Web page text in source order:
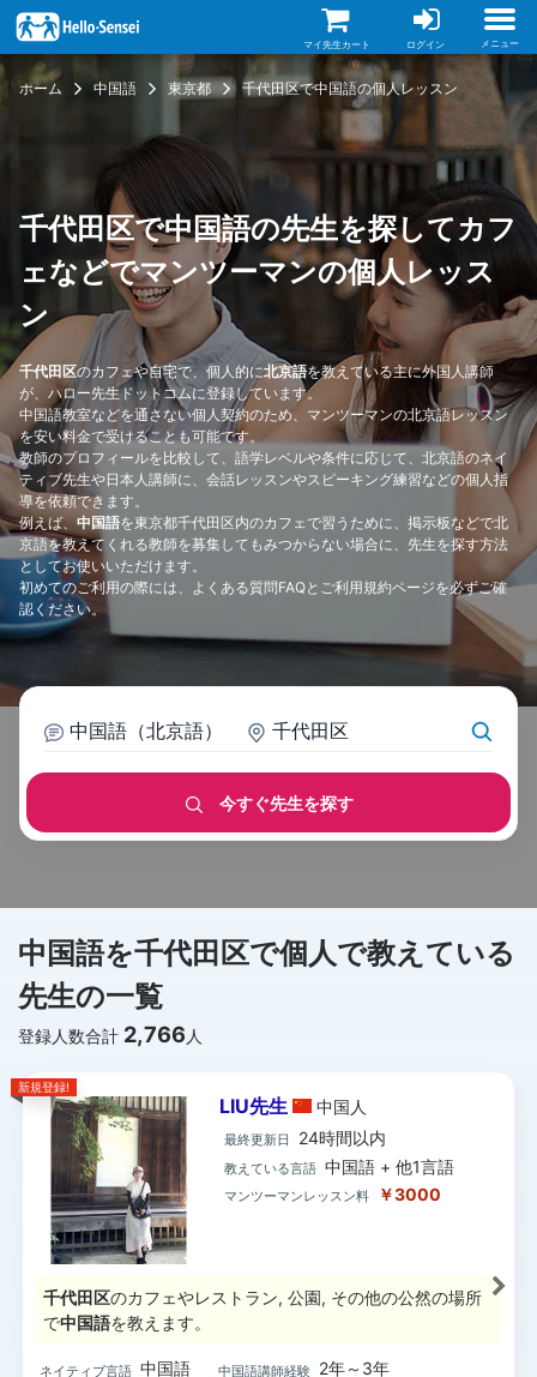
イ
ン
コ
ン
マイ先生カート ログイン メニュー
ホーム 中国語 東京都 千代田区で中国語の個人レッスン
千代田区で中国語の先生を探してカフ
ェなどでマンツーマンの個人レッス
ン
千代田区のカフェや自宅で、個人的に北京語を教えている主に外国人講師
が、ハロー先生ドットコムに登録しています。
中国語教室などを通さない個人契約のため、マンツーマンの北京語レッスン
を安い料金で受けることも可能です。
教師のプロフィールを比較して、語学レベルや条件に応じて、北京語のネイ
ティブ先生や日本人講師に、会話レッスンやスピーキング練習などの個人指
導を依頼できます。
例えば、 中国語を東京都千代田区内のカフェで習うために、掲示板などで北
京語を教えてくれる教師を募集してもみつからない場合に、先生を探す方法
としてお使いいただけます。
初めてのご利用の際には、 よくある質問FAQと ご利用規約ページを必ずご確
認ください。
中国語（北京語） 千代田区
今すぐ先生を探す
中国語を千代田区で個人で教えている
先生の一覧
登録人数合計 2,766 人
新規登録!
LIU先生 中国 人
最終更新日 24時間以内
教えている言語 中国語 + 他1言語
マンツーマンレッスン料 ￥3000
千代田区のカフェやレストラン, 公園, その他の公然の場所
で中国語を教えます。
ネイティブ言語 中国語 中国語講師経験
2年～3年